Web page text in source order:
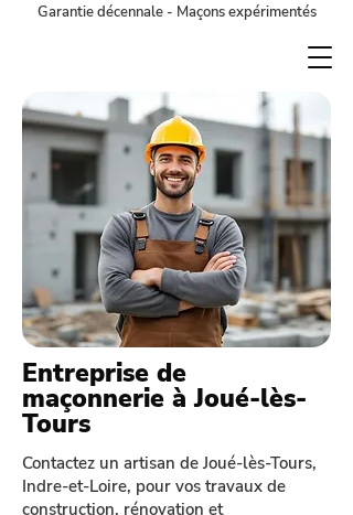
Garantie décennale - Maçons expérimentés
Entreprise de
maçonnerie à Joué-lès-
Tours
Contactez un artisan de Joué-lès-Tours,
Indre-et-Loire, pour vos travaux de
construction, rénovation et